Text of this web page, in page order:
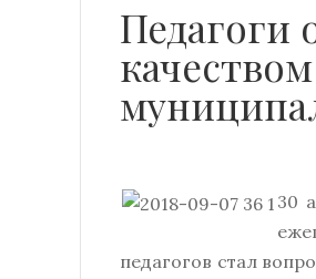
Педагоги
30
педагогов стал